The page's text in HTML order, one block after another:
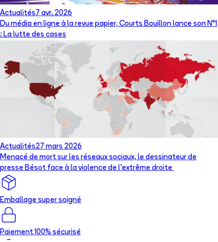
Actualités 7 avr. 2026
Du média en ligne à la revue papier, Courts Bouillon lance son N°1
: La lutte des cases
Actualités27 mars 2026
Menacé de mort sur les réseaux sociaux, le dessinateur de
presse Bésot face à la violence de l’extrême droite
Emballage super soigné
Paiement 100% sécurisé